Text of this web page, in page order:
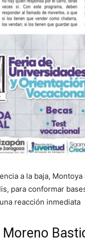
a la baja,
para conformar
reacción inmediata
Moreno